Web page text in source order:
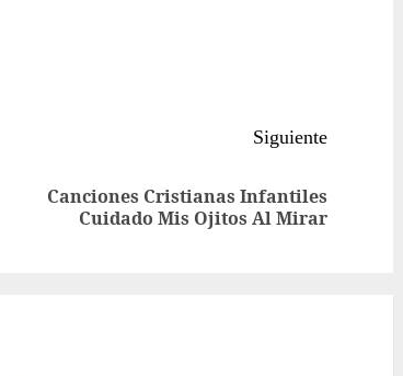
Entrada
Siguiente
SiguienteCanciones Cristianas Infantiles
Cuidado Mis Ojitos Al Mirar